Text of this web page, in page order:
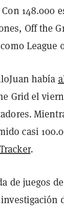
148.000
Off the
League
había
Grid el
casi
.
de juegos